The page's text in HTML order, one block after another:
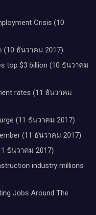
Crisis (10
(10 ธันวาคม 2017)
top $3 billion (10 ธันวาคม
rates (11 ธันวาคม
(11 ธันวาคม 2017)
(11 ธันวาคม 2017)
ธันวาคม 2017)
industry millions
Jobs Around The